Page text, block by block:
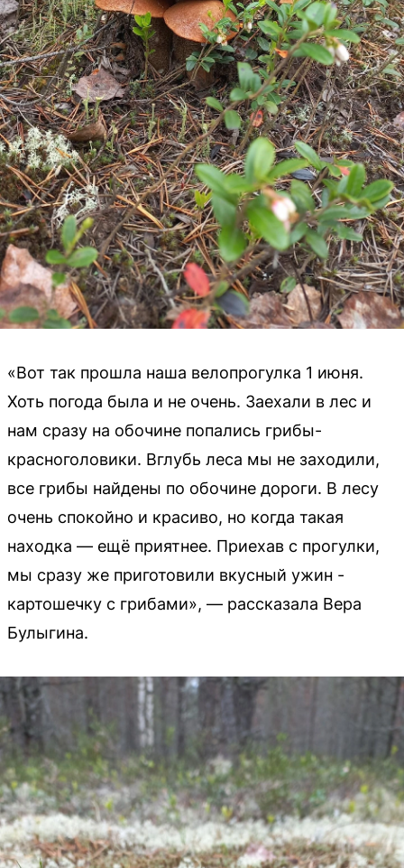
«Вот так прошла наша велопрогулка 1 июня.
Хоть погода была и не очень. Заехали в лес и
нам сразу на обочине попались грибы-
красноголовики. Вглубь леса мы не заходили,
все грибы найдены по обочине дороги. В лесу
очень спокойно и красиво, но когда такая
находка — ещё приятнее. Приехав с прогулки,
мы сразу же приготовили вкусный ужин -
картошечку с грибами», — рассказала Вера
Булыгина.